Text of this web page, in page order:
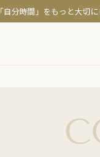
「自分時間」をもっと大切